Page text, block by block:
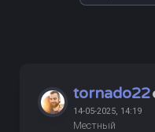
tornado22
14-05-2025, 14:19
Местный